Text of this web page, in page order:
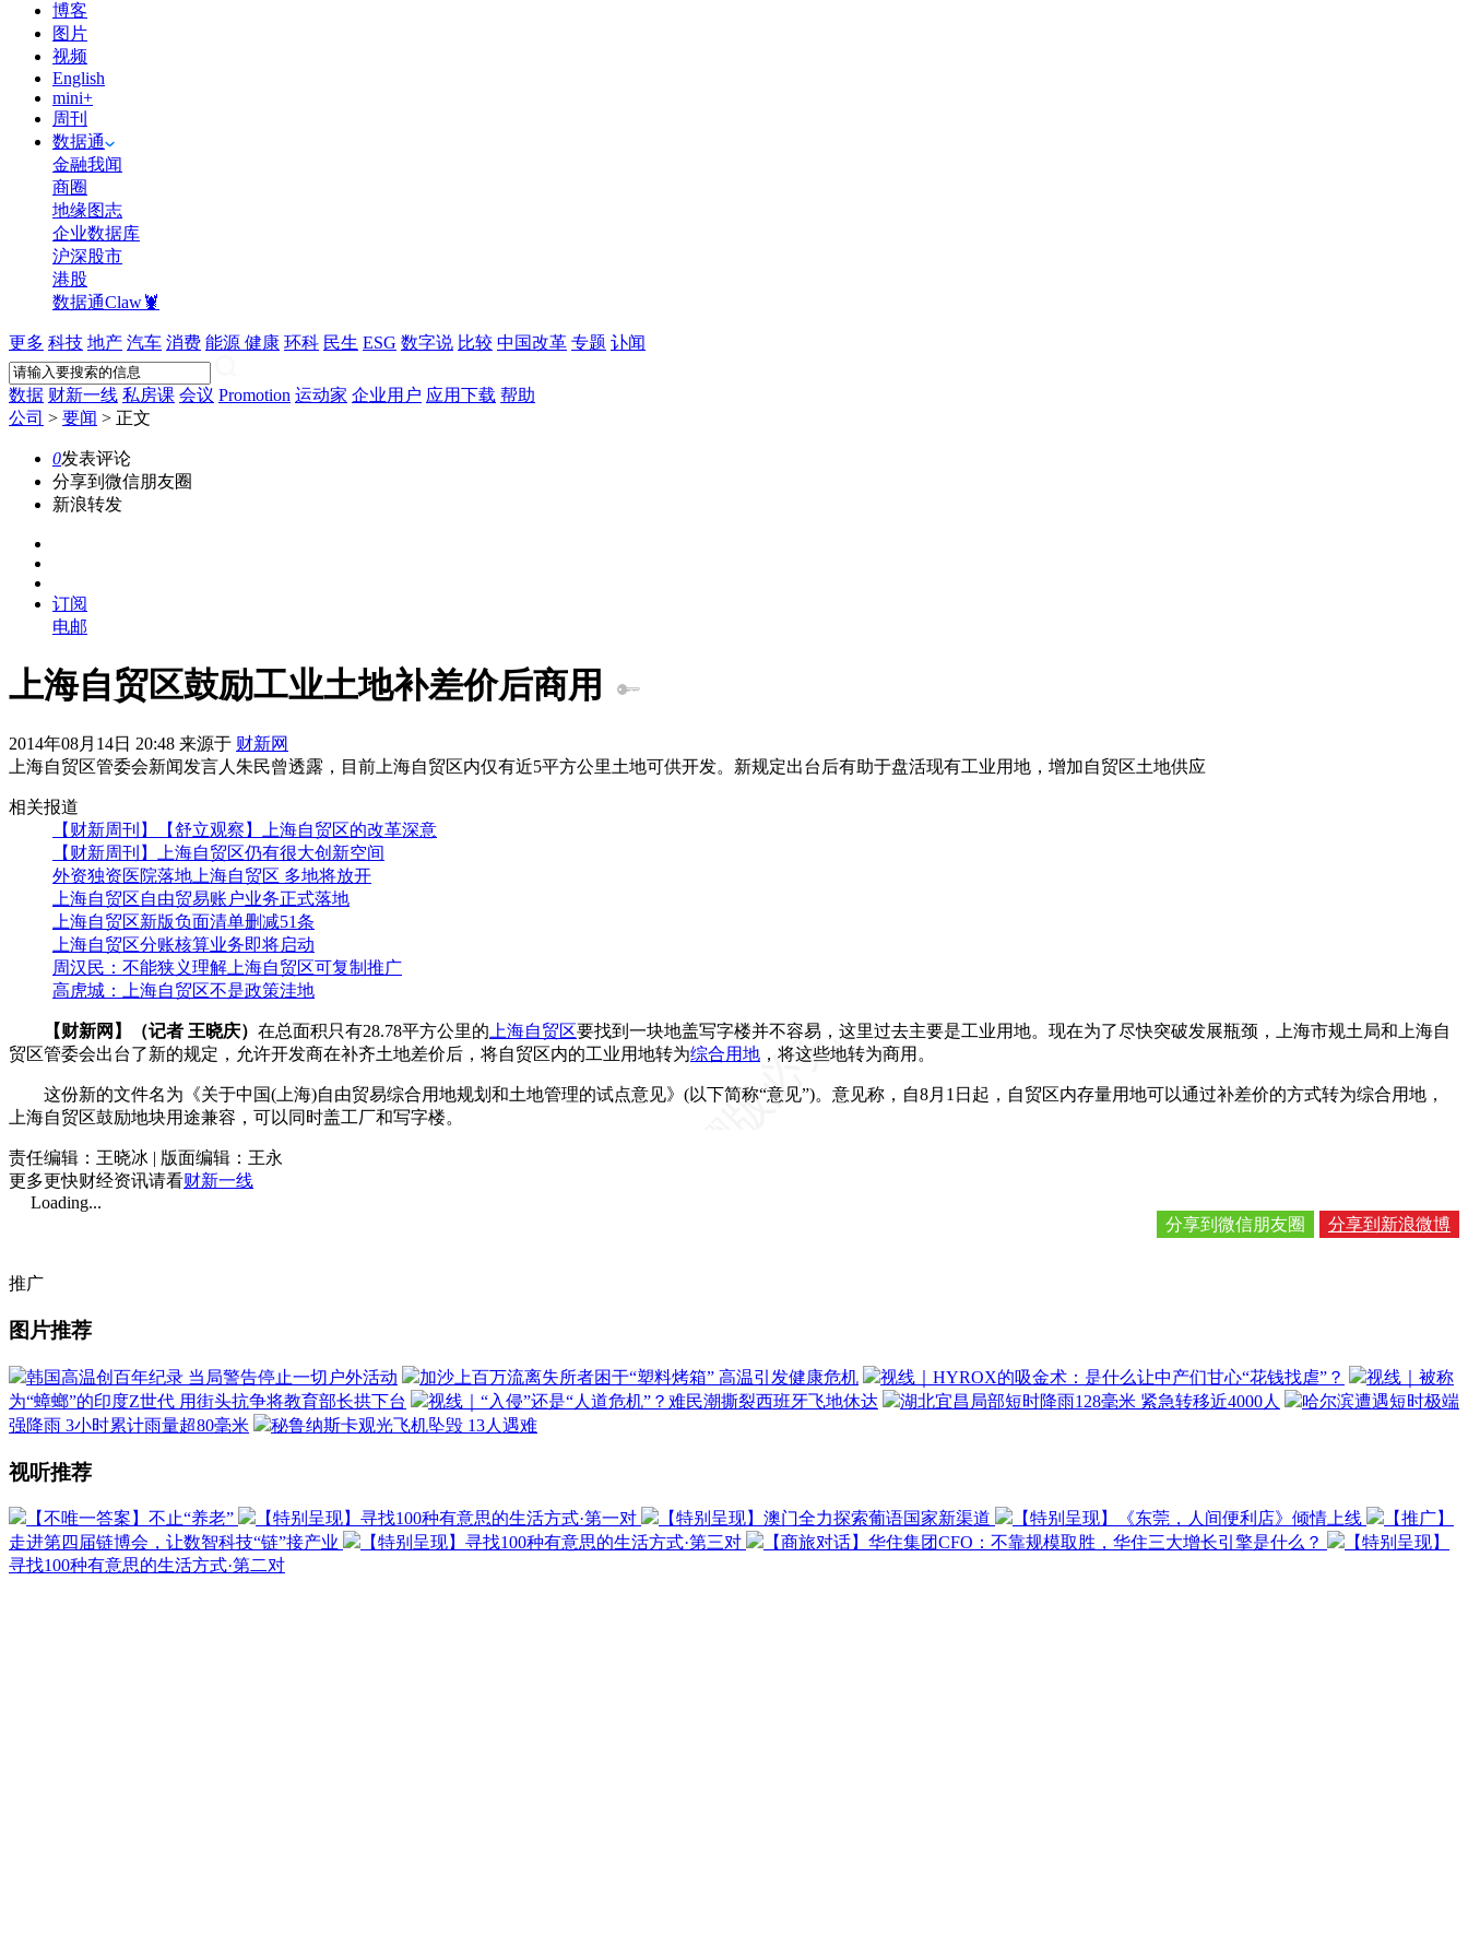
博客
图片
视频
English
mini+
周刊
数据通
金融我闻
商圈
地缘图志
企业数据库
沪深股市
港股
数据通Claw🦞
更多 科技 地产 汽车 消费 能源 健康 环科 民生 ESG 数字说 比较 中国改革 专题 讣闻
数据 财新一线 私房课 会议 Promotion 运动家 企业用户 应用下载 帮助
公司 > 要闻 > 正文
0发表评论
分享到微信朋友圈
新浪转发
订阅
电邮
上海自贸区鼓励工业土地补差价后商用
2014年08月14日 20:48 来源于 财新网
上海自贸区管委会新闻发言人朱民曾透露，目前上海自贸区内仅有近5平方公里土地可供开发。新规定出台后有助于盘活现有工业用地，增加自贸区土地供应
相关报道
【财新周刊】【舒立观察】上海自贸区的改革深意
【财新周刊】上海自贸区仍有很大创新空间
外资独资医院落地上海自贸区 多地将放开
上海自贸区自由贸易账户业务正式落地
上海自贸区新版负面清单删减51条
上海自贸区分账核算业务即将启动
周汉民：不能狭义理解上海自贸区可复制推广
高虎城：上海自贸区不是政策洼地
【财新网】（记者 王晓庆） 在总面积只有28.78平方公里的 上海自贸区要找到一块地盖写字楼并不容易，这里过去主要是工业用地。现在为了尽快突破发展瓶颈，上海市规土局和上海自
贸区管委会出台了新的规定，允许开发商在补齐土地差价后，将自贸区内的工业用地转为综合用地 ，将这些地转为商用。
这份新的文件名为《关于中国(上海)自由贸易综合用地规划和土地管理的试点意见》(以下简称“意见”)。意见称，自8月1日起，自贸区内存量用地可以通过补差价的方式转为综合用地，
上海自贸区鼓励地块用途兼容，可以同时盖工厂和写字楼。
责任编辑：王晓冰 | 版面编辑：王永
更多更快财经资讯请看财新一线
Loading...
分享到新浪微博
分享到微信朋友圈
推广
图片推荐
韩国高温创百年纪录 当局警告停止一切户外活动 加沙上百万流离失所者困于“塑料烤箱” 高温引发健康危机 视线｜HYROX的吸金术：是什么让中产们甘心“花钱找虐”？
视线｜被称
为“蟑螂”的印度Z世代 用街头抗争将教育部长拱下台
视线｜“入侵”还是“人道危机”？难民潮撕裂西班牙飞地休达 湖北宜昌局部短时降雨128毫米 紧急转移近4000人
哈尔滨遭遇短时极端
强降雨 3小时累计雨量超80毫米
秘鲁纳斯卡观光飞机坠毁 13人遇难
视听推荐
【不唯一答案】不止“养老” 【特别呈现】寻找100种有意思的生活方式·第一对 【特别呈现】澳门全力探索葡语国家新渠道 【特别呈现】《东莞，人间便利店》倾情上线
【推广】
走进第四届链博会，让数智科技“链”接产业
【特别呈现】寻找100种有意思的生活方式·第三对 【商旅对话】华住集团CFO：不靠规模取胜，华住三大增长引擎是什么？
【特别呈现】
寻找100种有意思的生活方式·第二对